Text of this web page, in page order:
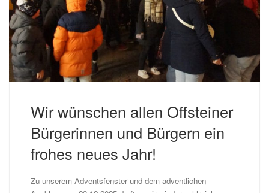
Wir wünschen allen Offsteiner
Bürgerinnen und Bürgern ein
frohes neues Jahr!
Zu unserem Adventsfenster und dem adventlichen